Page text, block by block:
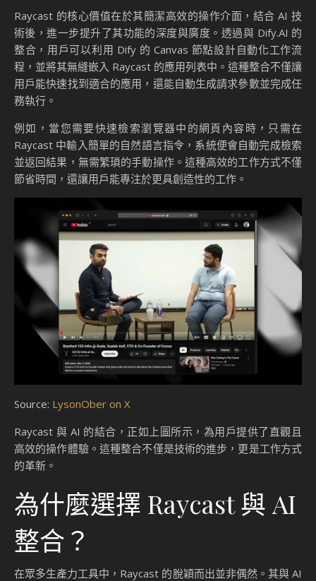
Raycast 的核心價值在於其簡潔高效的操作介面，結合 AI 技
術後，進一步提升了其功能的深度與廣度。透過與 Dify.AI 的
整合，用戶可以利用 Dify 的 Canvas 節點設計自動化工作流
程，並將其無縫嵌入 Raycast 的應用列表中。這種整合不僅讓
用戶能快速找到適合的應用，還能自動生成請求參數並完成任
務執行。
例如，當您需要快速檢索瀏覽器中的網頁內容時，只需在
Raycast 中輸入簡單的自然語言指令，系統便會自動完成檢索
並返回結果，無需繁瑣的手動操作。這種高效的工作方式不僅
節省時間，還讓用戶能專注於更具創造性的工作。
Source: LysonOber on X
Raycast 與 AI 的結合，正如上圖所示，為用戶提供了直觀且
高效的操作體驗。這種整合不僅是技術的進步，更是工作方式
的革新。
為什麼選擇 Raycast 與 AI
整合？
在眾多生產力工具中，Raycast 的脫穎而出並非偶然。其與 AI